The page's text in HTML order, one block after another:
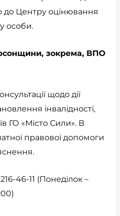
до Центру оцінювання
особи​​.
зокрема, ВПО
щодо дії
інвалідності,
ГО «Місто Сили». В
правової допомоги
46-11 (Понеділок –